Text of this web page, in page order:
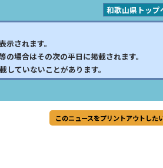
和歌山県トップ
されます。
場合はその次の平日に掲載されます。
ていないことがあります。
このニュースをプリントアウトした